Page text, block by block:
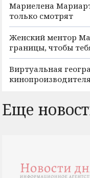
Мариелена
только смотрят
Женский ментор
границы, чтобы
Виртуальная
Еще